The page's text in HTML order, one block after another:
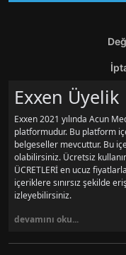
Exxen Üyelik
Exxen 2021 yılında Acun
platformudur. Bu platform
belgeseller mevcuttur. Bu
olabilirsiniz. Ücretsiz
ÜCRETLERİ en ucuz
içeriklere sınırsız şekilde
izleyebilirsiniz.
devamını oku...